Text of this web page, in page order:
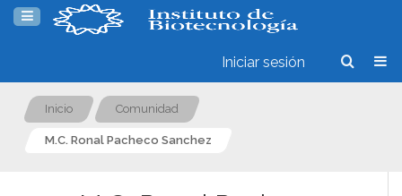
Iniciar sesión
Inicio Comunidad
M.C. Ronal Pacheco Sanchez